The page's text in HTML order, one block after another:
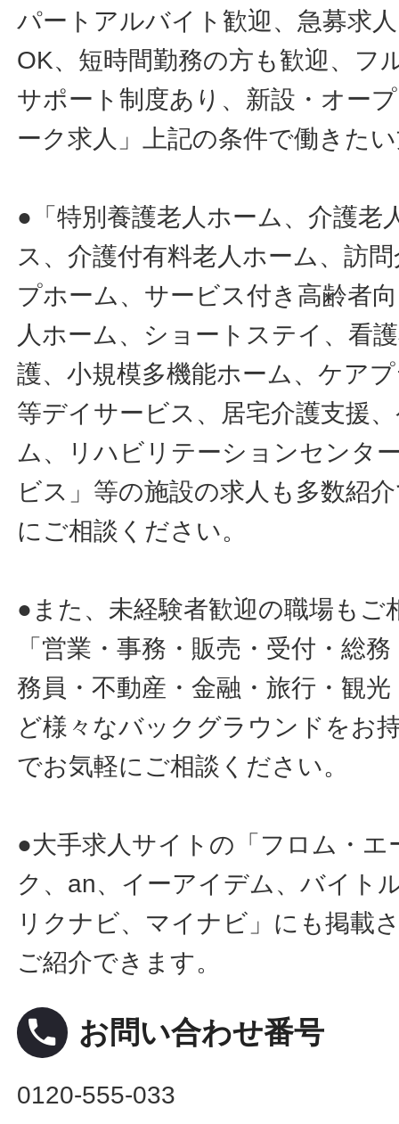
パートアルバイト歓迎、急募求
OK、短時間勤務の方も歓迎、フ
サポート制度あり、新設・オー
ーク求人」上記の条件で働きた
●「特別養護老人ホーム、介護老
ス、介護付有料老人ホーム、訪
プホーム、サービス付き高齢者
人ホーム、ショートステイ、看
護、小規模多機能ホーム、ケア
等デイサービス、居宅介護支援
ム、リハビリテーションセンタ
ビス」等の施設の求人も多数紹
にご相談ください。
●また、未経験者歓迎の職場もご
「営業・事務・販売・受付・総
務員・不動産・金融・旅行・観
ど様々なバックグラウンドをお
でお気軽にご相談ください。
●大手求人サイトの「フロム・
ク、an、イーアイデム、バイト
リクナビ、マイナビ」にも掲載
ご紹介できます。
local_phone お問い合わせ番号
0120-555-033